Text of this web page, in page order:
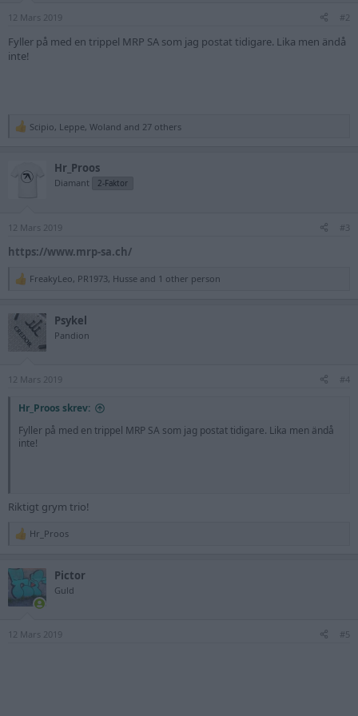
s
12 Mars 2019 #2
Fyller på med en trippel MRP SA som jag postat tidigare. Lika men ändå
inte!
R
s
Scipio, Leppe, Woland and 27 others
Hr_Proos
Diamant 2-Faktor
12 Mars 2019 #3
https://www.mrp-sa.ch/
R
c
t
s
FreakyLeo, PR1973, Husse and 1 other person
Psykel
Pandion
12 Mars 2019 #4
Hr_Proos skrev:
Fyller på med en trippel MRP SA som jag postat tidigare. Lika men ändå
inte!
Riktigt grym trio!
R
t
i
o
s
Hr_Proos
Pictor
Guld
12 Mars 2019 #5